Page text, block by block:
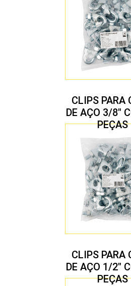
CLIPS PARA
DE AÇO 3/8″
PEÇAS
CLIPS PARA
DE AÇO 1/2″
PEÇAS